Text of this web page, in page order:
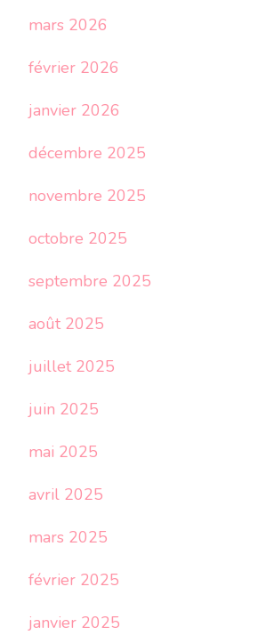
mars 2026
février 2026
janvier 2026
décembre 2025
novembre 2025
octobre 2025
septembre 2025
août 2025
juillet 2025
juin 2025
mai 2025
avril 2025
mars 2025
février 2025
janvier 2025